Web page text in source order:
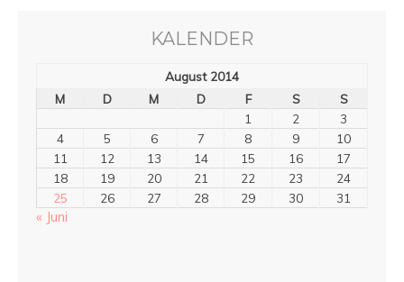
KALENDER
August 2014
M
D M D F S
S
1
2
3
4
5 6 7 8 9
10
11
12 13 14 15 16
17
18
19 20 21 22 23
24
25
26 27 28 29 30 31
« Juni